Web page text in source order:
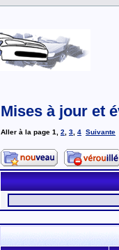
Mises à jour et
Aller à la page 1 2 3 4 Suivante